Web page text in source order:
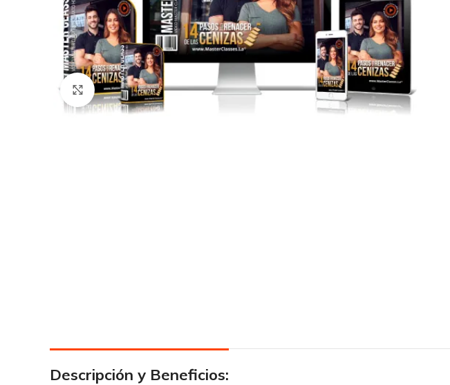
Click to enlarge
Descripción y Beneficios: